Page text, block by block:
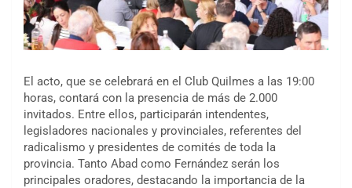
El acto, que se celebrará en el Club Quilmes a las 19:00
horas, contará con la presencia de más de 2.000
invitados. Entre ellos, participarán intendentes,
legisladores nacionales y provinciales, referentes del
radicalismo y presidentes de comités de toda la
provincia. Tanto Abad como Fernández serán los
principales oradores, destacando la importancia de la